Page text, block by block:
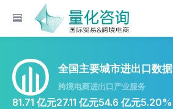
全国主要城市进出口数据
跨境电商进出口产业服务
81.71 亿元27.11 亿元54.6 亿元5.20%